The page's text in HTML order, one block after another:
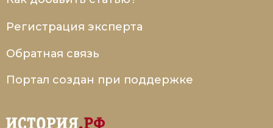
Регистрация эксперта
Обратная связь
Портал создан при поддержке